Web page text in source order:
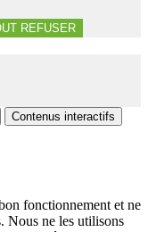
REFUSER
Contenus interactifs
fonctionnement et ne
Nous ne les utilisons